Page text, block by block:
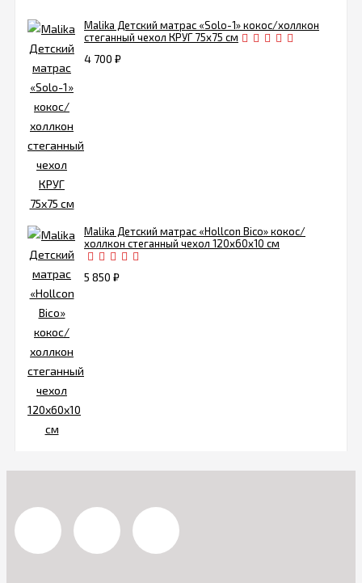
Malika Детский матрас «Solo-1» кокос/холлкон
стеганный чехол КРУГ 75х75 см
4 700 ₽
Malika Детский матрас «Hollcon Bico» кокос/
холлкон стеганный чехол 120х60х10 см
5 850 ₽